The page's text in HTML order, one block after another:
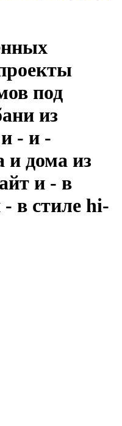
под
из
- и -
и дома из
и - в
в стиле hi-